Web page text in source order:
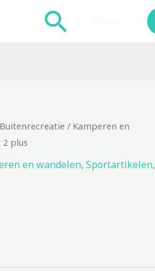
Zoeken
Buitenrecreatie / Kamperen en
plus
en wandelen, Sportartikelen,